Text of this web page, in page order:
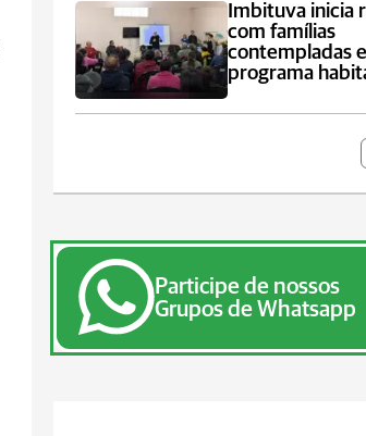
Imbituva inicia
com famílias
contempladas
programa
Participe de nossos
Grupos de Whatsapp